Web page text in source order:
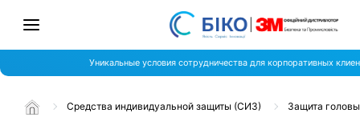
Уникальные условия сотрудничества для корпоративных
Средства индивидуальной защиты (СИЗ) Защита головы